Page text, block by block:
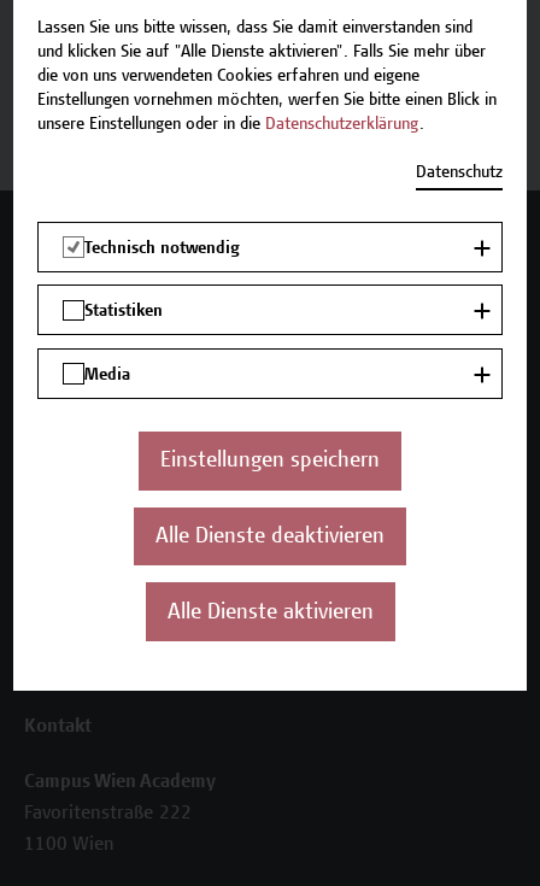
Termine und Anmeldung
Zurück zum Micro-Credential
Mehr Infos gewünscht?
Unser Angebot
Seminare und Zertifikatsprogramme
Inhouse-Weiterbildung
Beratungsleistungen
Die Campus Wien Academy
Kontakt
Campus Wien Academy
Favoritenstraße 222
1100 Wien
Lassen Sie uns bitte wissen, dass Sie damit einverstanden sind
und klicken Sie auf "Alle Dienste aktivieren". Falls Sie mehr über
die von uns verwendeten Cookies erfahren und eigene
Einstellungen vornehmen möchten, werfen Sie bitte einen Blick in
unsere Einstellungen oder in die Datenschutzerklärung.
Datenschutz
Technisch notwendig
Statistiken
Media
Einstellungen speichern
Alle Dienste deaktivieren
Alle Dienste aktivieren